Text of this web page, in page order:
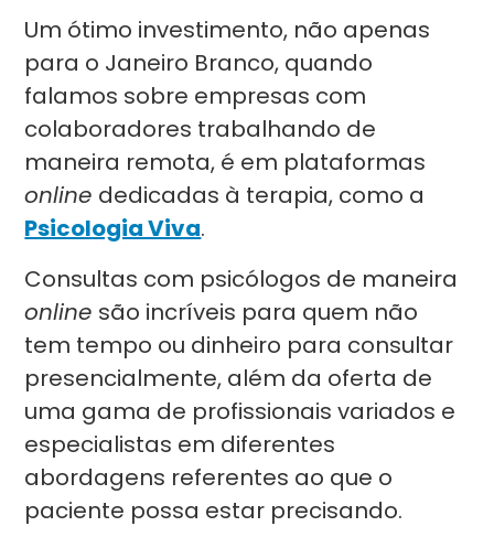
Um ótimo investimento, não apenas
para o Janeiro Branco, quando
falamos sobre empresas com
colaboradores trabalhando de
maneira remota, é em plataformas
online dedicadas à terapia, como a
Psicologia Viva.
Consultas com psicólogos de maneira
online são incríveis para quem não
tem tempo ou dinheiro para consultar
presencialmente, além da oferta de
uma gama de profissionais variados e
especialistas em diferentes
abordagens referentes ao que o
paciente possa estar precisando.